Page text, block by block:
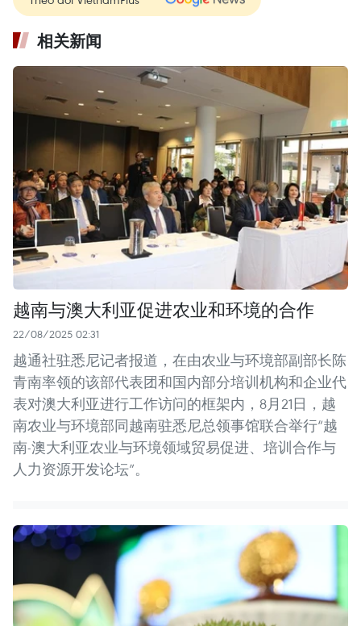
相关新闻
越南与澳大利亚促进农业和环境的合作
22/08/2025 02:31
越通社驻悉尼记者报道，在由农业与环境部副部长陈
青南率领的该部代表团和国内部分培训机构和企业代
表对澳大利亚进行工作访问的框架内，8月21日，越
南农业与环境部同越南驻悉尼总领事馆联合举行“越
南-澳大利亚农业与环境领域贸易促进、培训合作与
人力资源开发论坛”。